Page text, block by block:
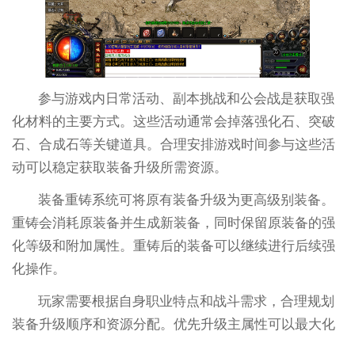
参与游戏内日常活动、副本挑战和公会战是获取强
化材料的主要方式。这些活动通常会掉落强化石、突破
石、合成石等关键道具。合理安排游戏时间参与这些活
动可以稳定获取装备升级所需资源。
装备重铸系统可将原有装备升级为更高级别装备。
重铸会消耗原装备并生成新装备，同时保留原装备的强
化等级和附加属性。重铸后的装备可以继续进行后续强
化操作。
玩家需要根据自身职业特点和战斗需求，合理规划
装备升级顺序和资源分配。优先升级主属性可以最大化